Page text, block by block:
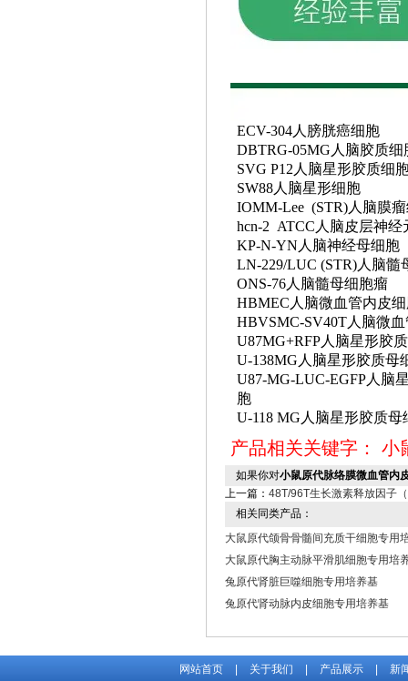
ECV-304人膀胱癌细胞
DBTRG-05MG人脑胶质细
SVG P12人脑星形胶质细
SW88人脑星形细胞
IOMM-Lee (STR)人脑膜
hcn-2 ATCC人脑皮层神经
KP-N-YN人脑神经母细胞
LN-229/LUC (STR)人脑髓
ONS-76人脑髓母细胞瘤
HBMEC人脑微血管内皮
HBVSMC-SV40T人脑微
U87MG+RFP人脑星形胶
U-138MG人脑星形胶质母
U87-MG-LUC-EGFP人脑
胞
U-118 MG人脑星形胶质母
产品相关关键字： 小
如果你对小鼠原代脉络膜微血管内
上一篇： 48T/96T生长激素释放因子
相关同类产品：
大鼠原代颌骨骨髓间充质干细胞专用
大鼠原代胸主动脉平滑肌细胞专用培
兔原代肾脏巨噬细胞专用培养基
兔原代肾动脉内皮细胞专用培养基
网站首页 关于我们 产品展示 新